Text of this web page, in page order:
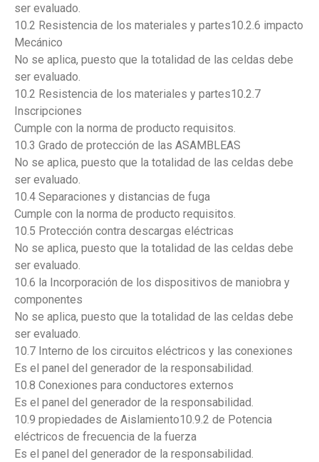
ser evaluado.
10.2 Resistencia de los materiales y partes10.2.6 impacto
Mecánico
No se aplica, puesto que la totalidad de las celdas debe
ser evaluado.
10.2 Resistencia de los materiales y partes10.2.7
Inscripciones
Cumple con la norma de producto requisitos.
10.3 Grado de protección de las ASAMBLEAS
No se aplica, puesto que la totalidad de las celdas debe
ser evaluado.
10.4 Separaciones y distancias de fuga
Cumple con la norma de producto requisitos.
10.5 Protección contra descargas eléctricas
No se aplica, puesto que la totalidad de las celdas debe
ser evaluado.
10.6 la Incorporación de los dispositivos de maniobra y
componentes
No se aplica, puesto que la totalidad de las celdas debe
ser evaluado.
10.7 Interno de los circuitos eléctricos y las conexiones
Es el panel del generador de la responsabilidad.
10.8 Conexiones para conductores externos
Es el panel del generador de la responsabilidad.
10.9 propiedades de Aislamiento10.9.2 de Potencia
eléctricos de frecuencia de la fuerza
Es el panel del generador de la responsabilidad.